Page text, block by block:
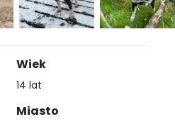
Wiek
14 lat
Miasto